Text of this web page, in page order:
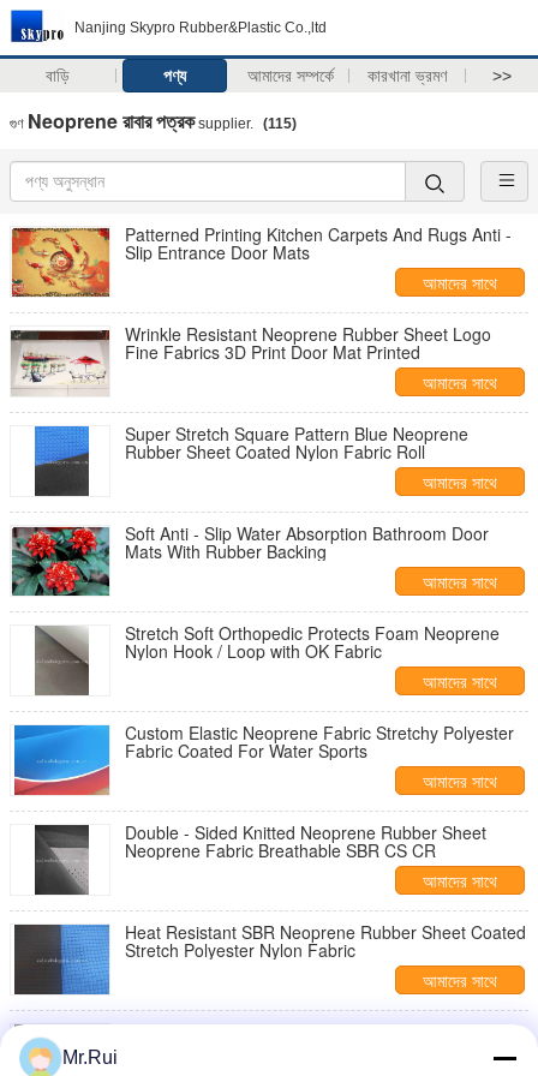
Nanjing Skypro Rubber&Plastic Co.,ltd
বাড়ি পণ্য আমাদের সম্পর্কে কারখানা ভ্রমণ >>
গুণ Neoprene রাবার পত্রকsupplier. (115)
Patterned Printing Kitchen Carpets And Rugs Anti -
Slip Entrance Door Mats
আমাদের সাথে
যোগাযোগ করুন
Wrinkle Resistant Neoprene Rubber Sheet Logo
Fine Fabrics 3D Print Door Mat Printed
আমাদের সাথে
যোগাযোগ করুন
Super Stretch Square Pattern Blue Neoprene
Rubber Sheet Coated Nylon Fabric Roll
আমাদের সাথে
যোগাযোগ করুন
Soft Anti - Slip Water Absorption Bathroom Door
Mats With Rubber Backing
আমাদের সাথে
যোগাযোগ করুন
Stretch Soft Orthopedic Protects Foam Neoprene
Nylon Hook / Loop with OK Fabric
আমাদের সাথে
যোগাযোগ করুন
Custom Elastic Neoprene Fabric Stretchy Polyester
Fabric Coated For Water Sports
আমাদের সাথে
যোগাযোগ করুন
Double - Sided Knitted Neoprene Rubber Sheet
Neoprene Fabric Breathable SBR CS CR
আমাদের সাথে
যোগাযোগ করুন
Heat Resistant SBR Neoprene Rubber Sheet Coated
Stretch Polyester Nylon Fabric
আমাদের সাথে
যোগাযোগ করুন
Breathable Perforated Series Airprene Neoprene
Mr.Rui